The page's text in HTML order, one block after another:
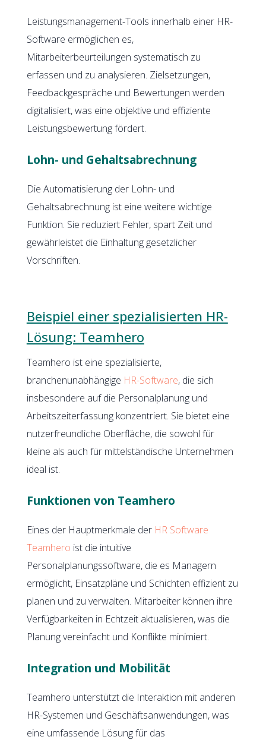
Leistungsmanagement-Tools innerhalb einer HR-
Software ermöglichen es,
Mitarbeiterbeurteilungen systematisch zu
erfassen und zu analysieren. Zielsetzungen,
Feedbackgespräche und Bewertungen werden
digitalisiert, was eine objektive und effiziente
Leistungsbewertung fördert.
Lohn- und Gehaltsabrechnung
Die Automatisierung der Lohn- und
Gehaltsabrechnung ist eine weitere wichtige
Funktion. Sie reduziert Fehler, spart Zeit und
gewährleistet die Einhaltung gesetzlicher
Vorschriften.
Beispiel einer spezialisierten HR-
Lösung: Teamhero
Teamhero ist eine spezialisierte,
branchenunabhängige HR-Software, die sich
insbesondere auf die Personalplanung und
Arbeitszeiterfassung konzentriert. Sie bietet eine
nutzerfreundliche Oberfläche, die sowohl für
kleine als auch für mittelständische Unternehmen
ideal ist.
Funktionen von Teamhero
Eines der Hauptmerkmale der HR Software
Teamhero ist die intuitive
Personalplanungssoftware, die es Managern
ermöglicht, Einsatzpläne und Schichten effizient zu
planen und zu verwalten. Mitarbeiter können ihre
Verfügbarkeiten in Echtzeit aktualisieren, was die
Planung vereinfacht und Konflikte minimiert.
Integration und Mobilität
Teamhero unterstützt die Interaktion mit anderen
HR-Systemen und Geschäftsanwendungen, was
eine umfassende Lösung für das